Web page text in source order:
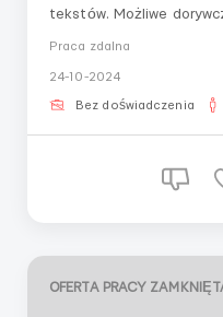
tekstów. Możliwe
wprowadzanie tekstów
(skanów, obrazów
Praca zdalna
24-10-2024
Bez doświadczenia
OFERTA PRACY